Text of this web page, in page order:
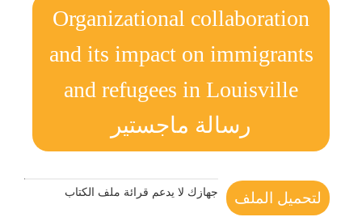
Organizational collaboration
and its impact on immigrants
and refugees in Louisville
رسالة ماجستير
لتحميل الملف جهازك لا يدعم قرائة ملف الكتاب